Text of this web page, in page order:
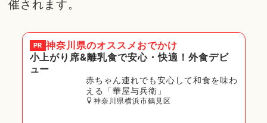
催されます。
PR 神奈川県のオススメおでかけ
小上がり席&離乳食で安心・快適！外食デビ
ュー
赤ちゃん連れでも安心して和食を味わ
える「華屋与兵衛」
神奈川県横浜市鶴見区